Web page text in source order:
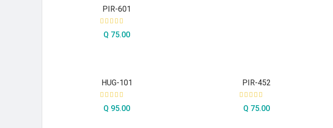
PIR-601
Q 75.00
HUG-101
Q 95.00
PIR-452
Q 75.00